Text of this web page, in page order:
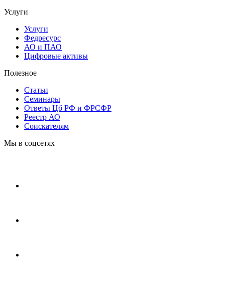
Услуги
Услуги
Федресурс
АО и ПАО
Цифровые активы
Полезное
Статьи
Cеминары
Ответы Цб РФ и ФРСФР
Реестр АО
Соискателям
Мы в соцсетях